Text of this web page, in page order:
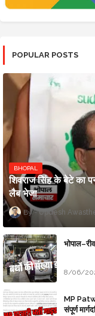
POPULAR POSTS
BHOPAL
शिवराज सिंह के बेटे का
लैब भेजा
Updesh
8/06/
MP
संपूर्ण